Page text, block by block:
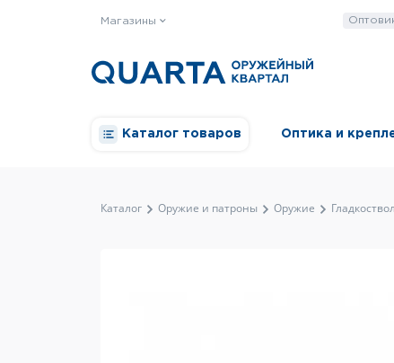
Магазины
Каталог товаров Оптика и
Каталог Оружие и патроны Оружие